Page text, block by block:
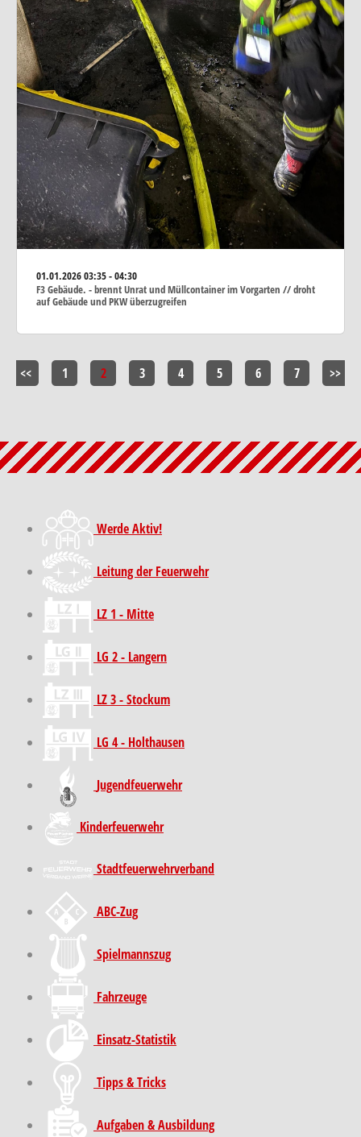
01.01.202603:35 - 04:30
F3 Gebäude. - brennt Unrat und Müllcontainer im Vorgarten // droht
auf Gebäude und PKW überzugreifen
<< 1 2 3 4 5 6 7 >>
Werde Aktiv!
Leitung der Feuerwehr
LZ 1 - Mitte
LG 2 - Langern
LZ 3 - Stockum
LG 4 - Holthausen
Jugendfeuerwehr
Kinder­feuer­wehr
Stadt­feuer­wehr­verband
ABC-Zug
Spielmannszug
Fahrzeuge
Einsatz-Statistik
Tipps & Tricks
Aufgaben & Ausbildung